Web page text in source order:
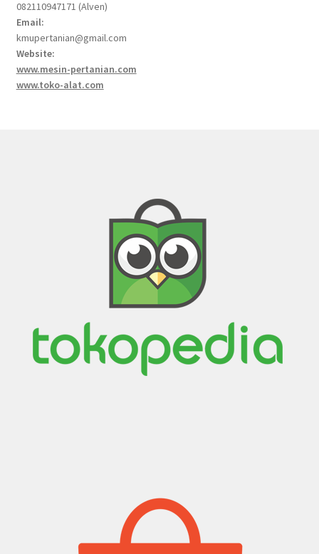
082110947171 (Alven)
Email:
kmupertanian@gmail.com
Website:
www.mesin-pertanian.com
www.toko-alat.com